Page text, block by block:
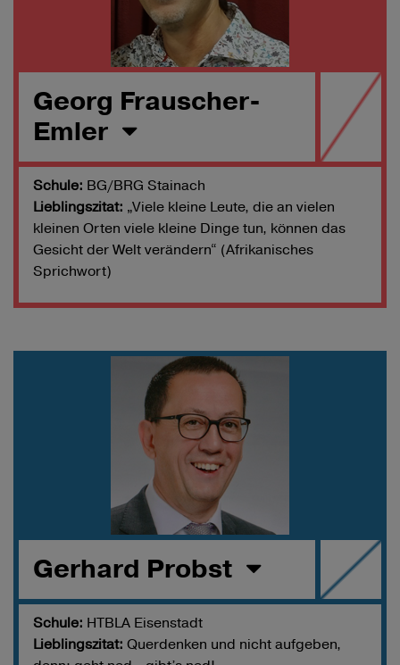
Georg Frauscher-
Emler
Schule: BG/BRG Stainach
Lieblingszitat: „Viele kleine Leute, die an vielen
kleinen Orten viele kleine Dinge tun, können das
Gesicht der Welt verändern“ (Afrikanisches
Sprichwort)
Gerhard Probst
Schule: HTBLA Eisenstadt
Lieblingszitat: Querdenken und nicht aufgeben,